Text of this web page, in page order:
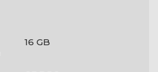
16 GB